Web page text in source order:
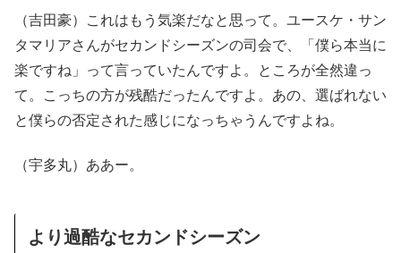
（吉田豪）これはもう気楽だなと思って。ユースケ・サン
タマリアさんがセカンドシーズンの司会で、「僕ら本当に
楽ですね」って言っていたんですよ。ところが全然違っ
て。こっちの方が残酷だったんですよ。あの、選ばれない
と僕らの否定された感じになっちゃうんですよね。
（宇多丸）ああー。
より過酷なセカンドシーズン